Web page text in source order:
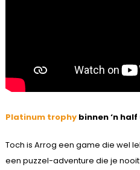
Platinum trophybinnen ‘n half
Toch is Arrog een game die wel
een puzzel-adventure die je